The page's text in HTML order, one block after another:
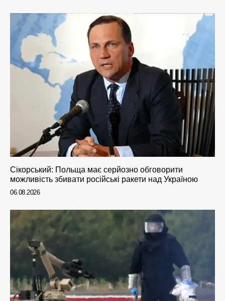
Сікорський: Польща має серйозно обговорити
можливість збивати російські ракети над Україною
06.08.2026